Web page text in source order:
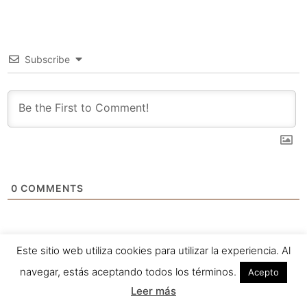
Subscribe
0 COMMENTS
Este sitio web utiliza cookies para utilizar la experiencia. Al
navegar, estás aceptando todos los términos.
Acepto
Leer más